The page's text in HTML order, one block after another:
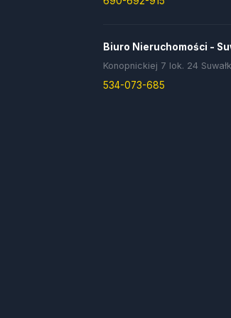
Biuro Nieruchomości -
Konopnickiej 7 lok. 24
534-073-685